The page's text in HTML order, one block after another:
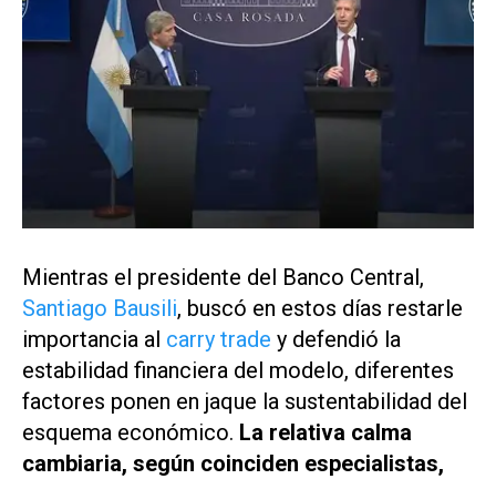
Mientras el presidente del Banco Central,
Santiago Bausili, buscó en estos días restarle
importancia al carry trade y defendió la
estabilidad financiera del modelo, diferentes
factores ponen en jaque la sustentabilidad del
esquema económico. La relativa calma
cambiaria, según coinciden especialistas,